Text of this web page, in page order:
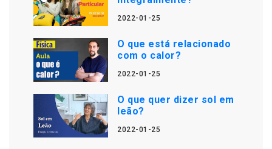
2022-01-25
O que está relacionado
com o calor?
2022-01-25
O que quer dizer sol em
leão?
2022-01-25